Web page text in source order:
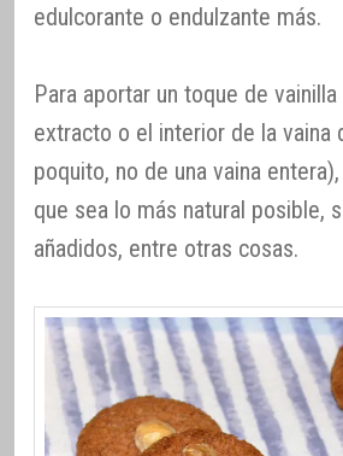
edulcorante o endulzante más.
Para aportar un toque de
extracto o el interior de la vaina
poquito, no de una vaina
que sea lo más natural posible,
añadidos, entre otras cosas.